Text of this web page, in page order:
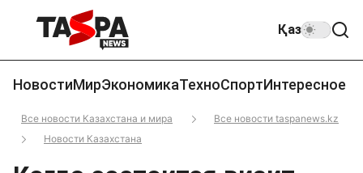
Қаз
НовостиМирЭкономикаТехноСпортИнтересное
Все новости Казахстана и мира
Все новости taspanews.kz
Новости Казахстана